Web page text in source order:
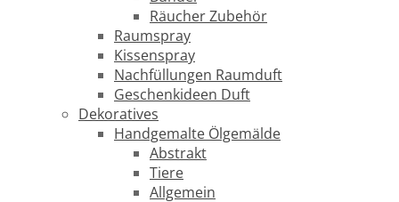
Räucher Zubehör
Raumspray
Kissenspray
Nachfüllungen Raumduft
Geschenkideen Duft
Dekoratives
Handgemalte Ölgemälde
Abstrakt
Tiere
Allgemein